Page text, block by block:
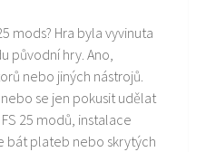
mods? Hra byla vyvinuta
původní hry. Ano,
nebo jiných nástrojů.
se jen pokusit udělat
25 modů, instalace
bát plateb nebo skrytých